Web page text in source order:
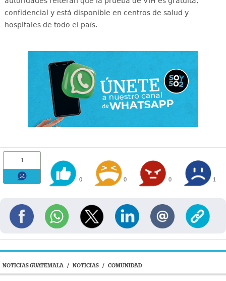
confidencial y está disponible en centros de salud y
hospitales de todo el país.
1
0 0 0 1
NOTICIAS GUATEMALA / NOTICIAS / COMUNIDAD